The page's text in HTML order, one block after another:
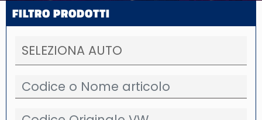
FILTRO PRODOTTI